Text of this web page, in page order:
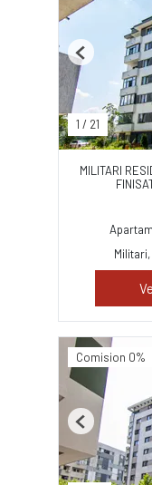
1 / 21
Previous
MILITARI
Comision 0%
Previous